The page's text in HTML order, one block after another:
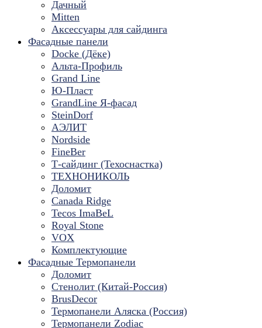
Дачный
Mitten
Аксессуары для сайдинга
Фасадные панели
Docke (Дёке)
Альта-Профиль
Grand Line
Ю-Пласт
GrandLine Я-фасад
SteinDorf
АЭЛИТ
Nordside
FineBer
Т-сайдинг (Техоснастка)
ТЕХНОНИКОЛЬ
Доломит
Canada Ridge
Tecos ImaBeL
Royal Stone
VOX
Комплектующие
Фасадные Термопанели
Доломит
Стенолит (Китай-Россия)
BrusDecor
Термопанели Аляска (Россия)
Термопанели Zodiac